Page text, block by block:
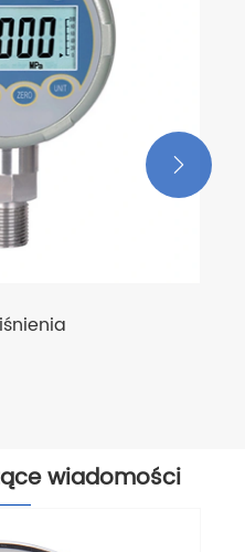

wiadomości